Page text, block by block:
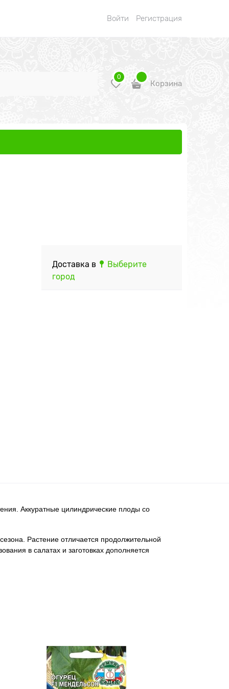
Войти Регистрация
0
Корзина
Доставка в
Выберите
город
Аккуратные цилиндрические плоды со
Растение отличается продолжительной
в салатах и заготовках дополняется